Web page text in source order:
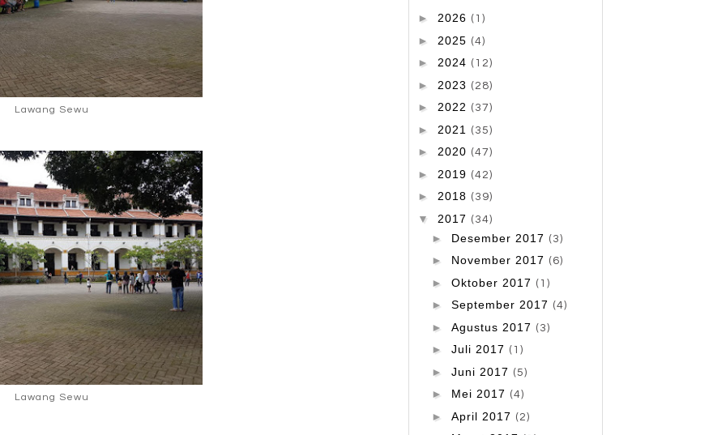
Lawang Sewu
Lawang Sewu
► 2026 (1)
► 2025 (4)
► 2024 (12)
► 2023 (28)
► 2022 (37)
► 2021 (35)
► 2020 (47)
► 2019 (42)
► 2018 (39)
▼ 2017 (34)
► Desember 2017 (3)
► November 2017 (6)
► Oktober 2017 (1)
► September 2017 (4)
► Agustus 2017 (3)
► Juli 2017 (1)
► Juni 2017 (5)
► Mei 2017 (4)
► April 2017 (2)